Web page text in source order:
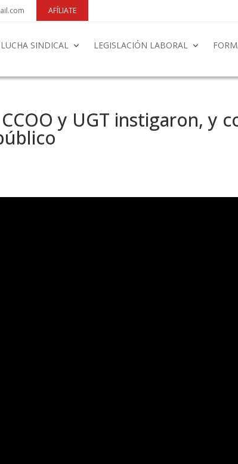
AFÍLIATE
LUCHA SINDICAL LEGISLACIÓN LABORAL
y UGT instigaron, y